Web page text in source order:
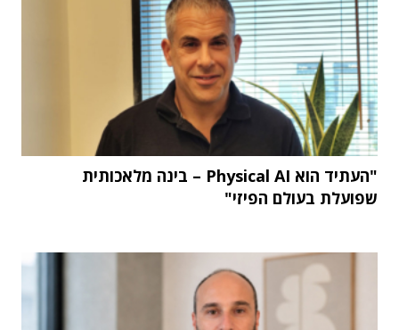
"העתיד הוא Physical AI – בינה מלאכותית
שפועלת בעולם הפיזי"